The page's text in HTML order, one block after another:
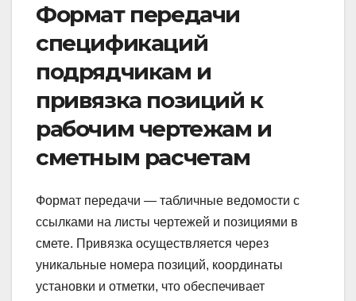
Формат передачи
спецификаций
подрядчикам и
привязка позиций к
рабочим чертежам и
сметным расчетам
Формат передачи — табличные ведомости с
ссылками на листы чертежей и позициями в
смете. Привязка осуществляется через
уникальные номера позиций, координаты
установки и отметки, что обеспечивает